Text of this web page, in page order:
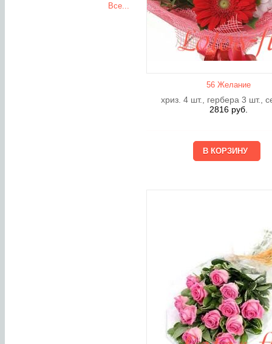
Все...
56 Желание
хриз. 4 шт., гербера 3 шт.,
2816 руб.